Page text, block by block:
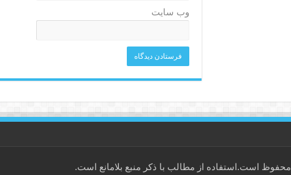
وب‌ سایت
محفوظ است.استفاده از مطالب با ذکر منبع بلامانع است.